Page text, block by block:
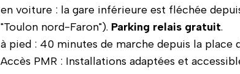
en voiture : la gare inférieure est fléchée
"Toulon nord-Faron"). Parking relais gratuit.
à pied : 40 minutes de marche depuis la place
Accès PMR : Installations adaptées et